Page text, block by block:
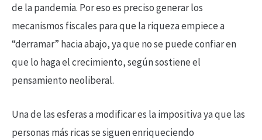
de la pandemia. Por eso es preciso generar los
mecanismos fiscales para que la riqueza empiece a
“derramar” hacia abajo, ya que no se puede confiar en
que lo haga el crecimiento, según sostiene el
pensamiento neoliberal.
Una de las esferas a modificar es la impositiva ya que las
personas más ricas se siguen enriqueciendo